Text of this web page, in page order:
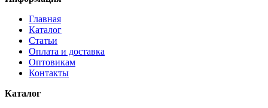
Главная
Каталог
Статьи
Оплата и доставка
Оптовикам
Контакты
Каталог